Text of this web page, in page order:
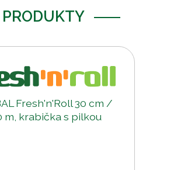
PRODUKTY
Fresh'n'Roll 30 cm /
m, krabička s pilkou